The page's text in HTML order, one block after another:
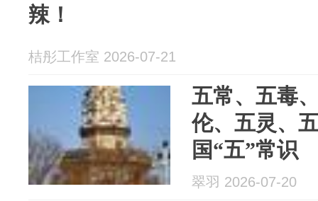
辣！
桔彤工作室 2026-07-21
五常、五毒
伦、五灵、
国“五”常识
翠羽 2026-07-20